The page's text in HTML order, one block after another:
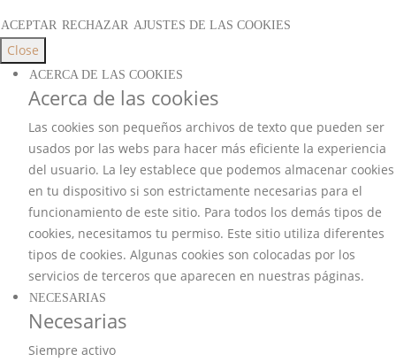
ACEPTAR RECHAZAR AJUSTES DE LAS COOKIES
Close
ACERCA DE LAS COOKIES
Acerca de las cookies
Las cookies son pequeños archivos de texto que pueden ser
usados por las webs para hacer más eficiente la experiencia
del usuario. La ley establece que podemos almacenar cookies
en tu dispositivo si son estrictamente necesarias para el
funcionamiento de este sitio. Para todos los demás tipos de
cookies, necesitamos tu permiso. Este sitio utiliza diferentes
tipos de cookies. Algunas cookies son colocadas por los
servicios de terceros que aparecen en nuestras páginas.
NECESARIAS
Necesarias
Siempre activo